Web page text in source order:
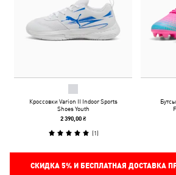
Кроссовки Varion II Indoor Sports
Shoes Youth
2 390,00 ₴
(1)
СКИДКА 5%И БЕСПЛАТНАЯ ДОСТАВКА